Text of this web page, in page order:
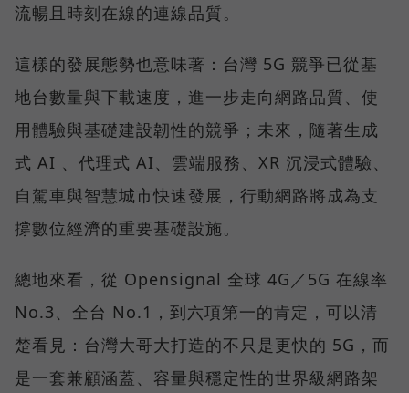
流暢且時刻在線的連線品質。
這樣的發展態勢也意味著：台灣 5G 競爭已從基
地台數量與下載速度，進一步走向網路品質、使
用體驗與基礎建設韌性的競爭；未來，隨著生成
式 AI 、代理式 AI、雲端服務、XR 沉浸式體驗、
自駕車與智慧城市快速發展，行動網路將成為支
撐數位經濟的重要基礎設施。
總地來看，從 Opensignal 全球 4G／5G 在線率
No.3、全台 No.1，到六項第一的肯定，可以清
楚看見：台灣大哥大打造的不只是更快的 5G，而
是一套兼顧涵蓋、容量與穩定性的世界級網路架